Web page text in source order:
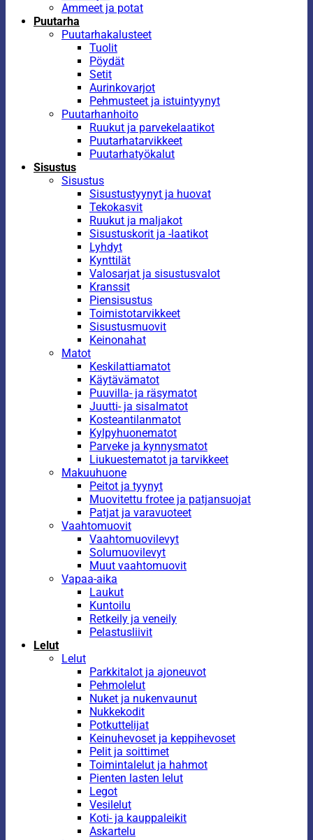
Ammeet ja potat
Puutarha
Puutarhakalusteet
Tuolit
Pöydät
Setit
Aurinkovarjot
Pehmusteet ja istuintyynyt
Puutarhanhoito
Ruukut ja parvekelaatikot
Puutarhatarvikkeet
Puutarhatyökalut
Sisustus
Sisustus
Sisustustyynyt ja huovat
Tekokasvit
Ruukut ja maljakot
Sisustuskorit ja -laatikot
Lyhdyt
Kynttilät
Valosarjat ja sisustusvalot
Kranssit
Piensisustus
Toimistotarvikkeet
Sisustusmuovit
Keinonahat
Matot
Keskilattiamatot
Käytävämatot
Puuvilla- ja räsymatot
Juutti- ja sisalmatot
Kosteantilanmatot
Kylpyhuonematot
Parveke ja kynnysmatot
Liukuestematot ja tarvikkeet
Makuuhuone
Peitot ja tyynyt
Muovitettu frotee ja patjansuojat
Patjat ja varavuoteet
Vaahtomuovit
Vaahtomuovilevyt
Solumuovilevyt
Muut vaahtomuovit
Vapaa-aika
Laukut
Kuntoilu
Retkeily ja veneily
Pelastusliivit
Lelut
Lelut
Parkkitalot ja ajoneuvot
Pehmolelut
Nuket ja nukenvaunut
Nukkekodit
Potkuttelijat
Keinuhevoset ja keppihevoset
Pelit ja soittimet
Toimintalelut ja hahmot
Pienten lasten lelut
Legot
Vesilelut
Koti- ja kauppaleikit
Askartelu